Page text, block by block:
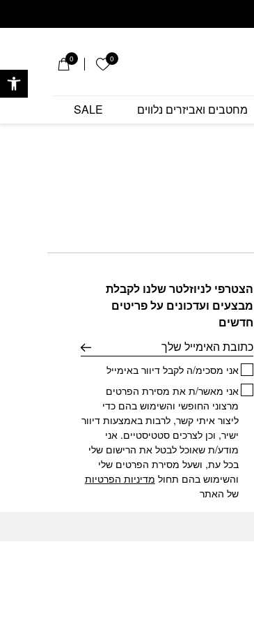
0 הרשימה שלי
0
מחטבים ואביזרים נלווים SALE
הצטרפי לניוזלטר שלנו לקבלת
מבצעים ועדכונים על פריטים
חדשים
דוא׳׳ל
אני מסכימ/ה לקבל דיוור באימייל
אני מאשר/ת את מסירת הפרטים
מרצוני החופשי והשימוש בהם כדי
ליצור איתי קשר, לרבות באמצעות דיוור
ישיר, וכן לצרכים סטטיסטיים. אני
מודע/ת שאוכל לבטל את הרישום שלי
בכל עת, ושעל מסירת הפרטים שלי
והשימוש בהם תחול מדיניות הפרטיות
של האתר